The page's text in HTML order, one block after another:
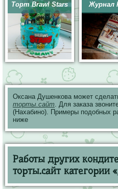
Торт Brawl Stars Журнал
Оксана Душенкова может
торты.сайт. Для заказа
(Нахабино). Примеры подобных
ниже
Работы других
торты.сайт категории «